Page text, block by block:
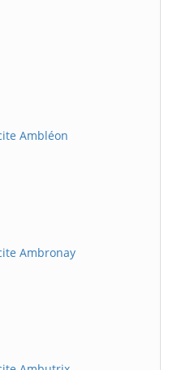
Ambléon
Ambronay